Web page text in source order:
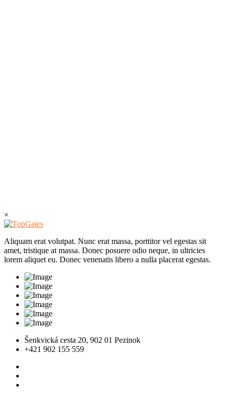
×
Aliquam erat volutpat. Nunc erat massa, porttitor vel egestas sit
amet, tristique at massa. Donec posuere odio neque, in ultricies
lorem aliquet eu. Donec venenatis libero a nulla placerat egestas.
Šenkvická cesta 20, 902 01 Pezinok
+421 902 155 559